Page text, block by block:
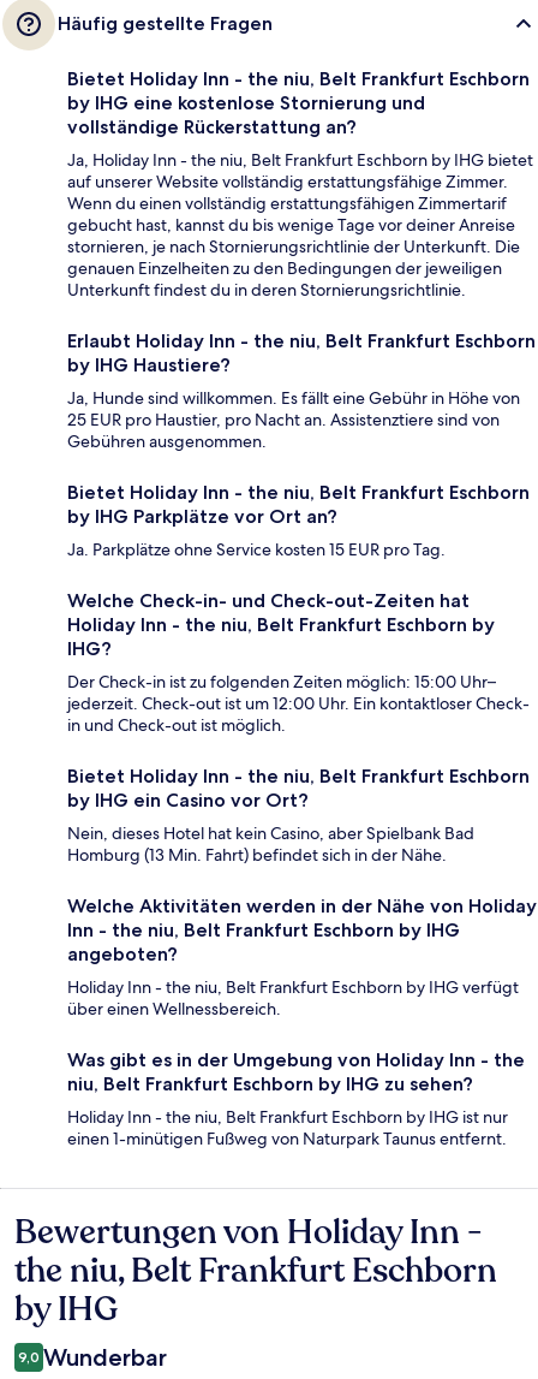
Häufig gestellte Fragen
Bietet Holiday Inn - the niu, Belt Frankfurt Eschborn
by IHG eine kostenlose Stornierung und
vollständige Rückerstattung an?
Ja, Holiday Inn - the niu, Belt Frankfurt Eschborn by IHG bietet
auf unserer Website vollständig erstattungsfähige Zimmer.
Wenn du einen vollständig erstattungsfähigen Zimmertarif
gebucht hast, kannst du bis wenige Tage vor deiner Anreise
stornieren, je nach Stornierungsrichtlinie der Unterkunft. Die
genauen Einzelheiten zu den Bedingungen der jeweiligen
Unterkunft findest du in deren Stornierungsrichtlinie.
Erlaubt Holiday Inn - the niu, Belt Frankfurt Eschborn
by IHG Haustiere?
Ja, Hunde sind willkommen. Es fällt eine Gebühr in Höhe von
25 EUR pro Haustier, pro Nacht an. Assistenztiere sind von
Gebühren ausgenommen.
Bietet Holiday Inn - the niu, Belt Frankfurt Eschborn
by IHG Parkplätze vor Ort an?
Ja. Parkplätze ohne Service kosten 15 EUR pro Tag.
Welche Check-in- und Check-out-Zeiten hat
Holiday Inn - the niu, Belt Frankfurt Eschborn by
IHG?
Der Check-in ist zu folgenden Zeiten möglich: 15:00 Uhr–
jederzeit. Check-out ist um 12:00 Uhr. Ein kontaktloser Check-
in und Check-out ist möglich.
Bietet Holiday Inn - the niu, Belt Frankfurt Eschborn
by IHG ein Casino vor Ort?
Nein, dieses Hotel hat kein Casino, aber Spielbank Bad
Homburg (13 Min. Fahrt) befindet sich in der Nähe.
Welche Aktivitäten werden in der Nähe von Holiday
Inn - the niu, Belt Frankfurt Eschborn by IHG
angeboten?
Holiday Inn - the niu, Belt Frankfurt Eschborn by IHG verfügt
über einen Wellnessbereich.
Was gibt es in der Umgebung von Holiday Inn - the
niu, Belt Frankfurt Eschborn by IHG zu sehen?
Holiday Inn - the niu, Belt Frankfurt Eschborn by IHG ist nur
einen 1-minütigen Fußweg von Naturpark Taunus entfernt.
Bewertungen
Bewertungen von Holiday Inn -
the niu, Belt Frankfurt Eschborn
by IHG
9,0 Wunderbar